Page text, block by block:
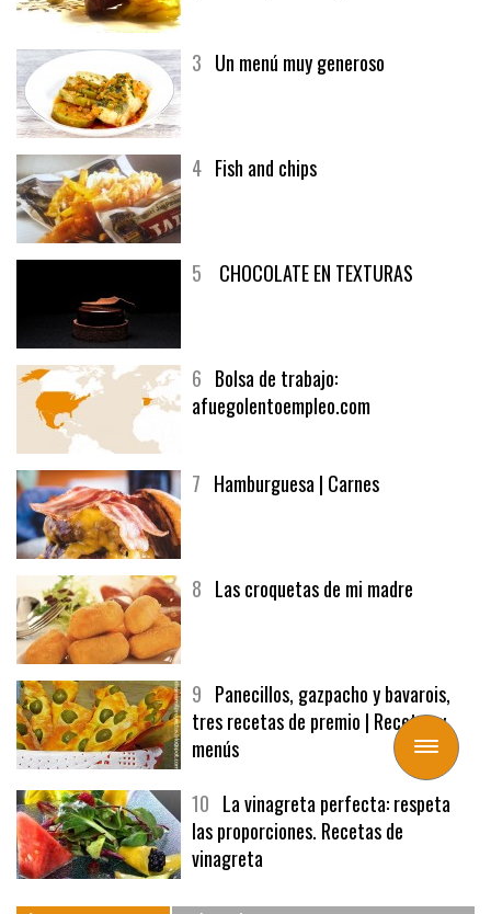
Toggle
navigation
3 Un menú muy generoso
4 Fish and chips
5 CHOCOLATE EN TEXTURAS
6 Bolsa de trabajo:
afuegolentoempleo.com
7 Hamburguesa | Carnes
8 Las croquetas de mi madre
9 Panecillos, gazpacho y bavarois,
tres recetas de premio | Recetas y
menús
10 La vinagreta perfecta: respeta
las proporciones. Recetas de
vinagreta